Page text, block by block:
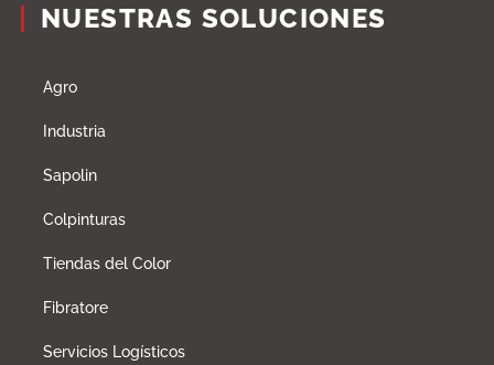
NUESTRAS SOLUCIONES
Agro
Industria
Sapolin
Colpinturas
Tiendas del Color
Fibratore
Servicios Logísticos